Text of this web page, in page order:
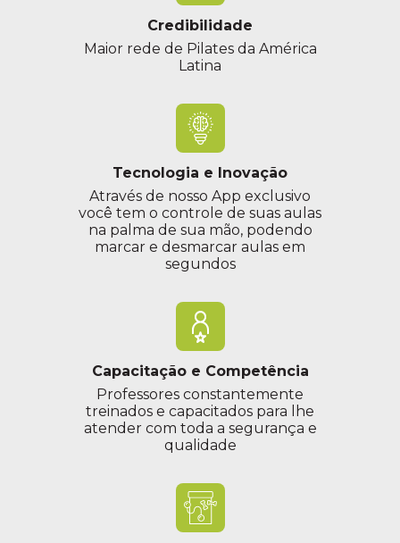
Credibilidade
Maior rede de Pilates da América
Latina
Tecnologia e Inovação
Através de nosso App exclusivo
você tem o controle de suas aulas
na palma de sua mão, podendo
marcar e desmarcar aulas em
segundos
Capacitação e Competência
Professores constantemente
treinados e capacitados para lhe
atender com toda a segurança e
qualidade